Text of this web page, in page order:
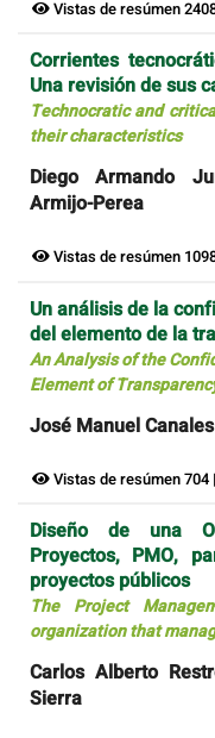
Vistas de resúmen
Corrientes
Una revisión de sus
Technocratic and
their characteristics
Diego Armando
Armijo-Perea
Vistas de resúmen
Un análisis de la
del elemento de la
An Analysis of the
Element of
José Manuel
Vistas de resúmen 704
Diseño de una
Proyectos, PMO,
proyectos públicos
The Project
organization that
Carlos Alberto
Sierra